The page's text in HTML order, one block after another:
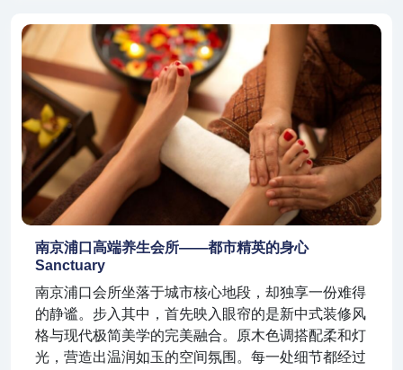
南京浦口高端养生会所——都市精英的身心
Sanctuary
南京浦口会所坐落于城市核心地段，却独享一份难得
的静谧。步入其中，首先映入眼帘的是新中式装修风
格与现代极简美学的完美融合。原木色调搭配柔和灯
光，营造出温润如玉的空间氛围。每一处细节都经过